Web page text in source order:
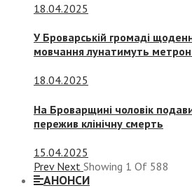
18.04.2025
У Броварській громаді
мовчання лунатимуть
18.04.2025
На Броварщині чоловік
пережив клінічну смерть
15.04.2025
Prev Next Showing 1 Of 588
АНОНСИ